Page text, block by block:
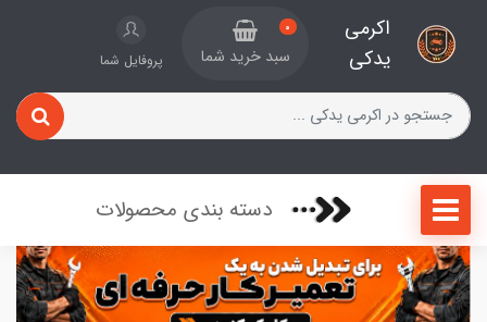
اکرمی
یدکی
0
سبد خرید شما پروفایل شما
دسته بندی محصولات